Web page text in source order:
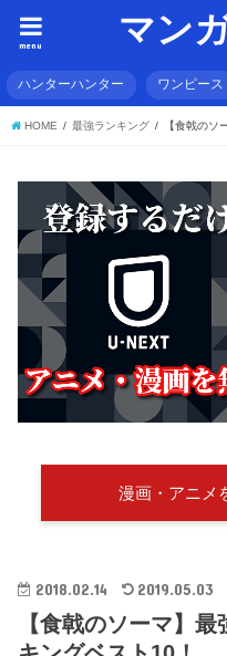
マン
menu
ハンターハンター ワンピース
HOME 最強ランキング 【食戟のソ
漫画・アニメ
2018.02.14 2019.05.03
【食戟のソーマ】